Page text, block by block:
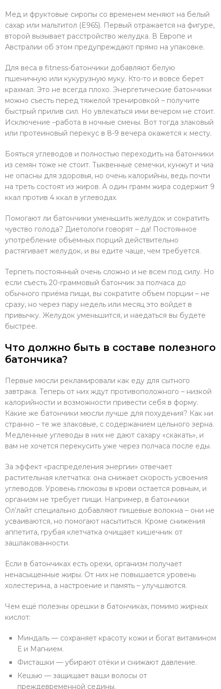
Мед и фруктовые сиропы со временем меняют на белый
сахар или мальтитол (E965). Первый отражается на фигуре,
второй вызывает расстройство желудка. В Европе и
Австралии об этом предупреждают прямо на упаковке.
Для веса в fitness-батончики добавляют белую
пшеничную или кукурузную муку. Кто-то и вовсе берет
крахмал. Это не всегда плохо. Энергетические батончики
можно съесть перед тяжелой тренировкой – получите
быстрый прилив сил. Но увлекаться ими вечером не стоит.
Исключение –работа в ночные смены. Вот тогда злаковый
или протеиновый перекус в 8-9 вечера окажется к месту.
Бояться углеводов и полностью переходить на батончики
из семян тоже не стоит. Тыквенные семечки, кунжут и чиа
не опасны для здоровья, но очень калорийны, ведь почти
на треть состоят из жиров. А один грамм жира содержит 9
ккал против 4 ккал в углеводах.
Помогают ли батончики уменьшить желудок и сократить
чувство голода? Диетологи говорят – да! Постоянное
употребление объемных порций действительно
растягивает желудок, и вы едите чаще, чем требуется.
Терпеть постоянный очень сложно и не всем под силу. Но
если съесть 20-граммовый батончик за полчаса до
обычного приёма пищи, вы сократите объем порции – не
сразу, но через пару недель или месяц это войдет в
привычку. Желудок уменьшится, и наедаться вы будете
быстрее.
Что должно быть в составе полезного
батончика?
Первые мюсли рекламировали как еду для сытного
завтрака. Теперь от них ждут противоположного – низкой
калорийности и возможности привести себя в форму.
Какие же батончики мюсли лучше для похудения? Как ни
странно – те же злаковые, с содержанием цельного зерна.
Медленные углеводы в них не дают сахару «скакать», и
вам не хочется перекусить уже через полчаса после еды.
За эффект «распределения энергии» отвечает
растительная клетчатка: она снижает скорость усвоения
углеводов. Уровень глюкозы в крови остается ровным, и
организм не требует пищи. Например, в батончики
Ол’лайт специально добавляют пищевые волокна – они не
усваиваются, но помогают насытиться. Кроме снижения
аппетита, грубая клетчатка очищает кишечник от
зашлакованности.
Если в батончиках есть орехи, организм получает
ненасыщенные жиры. От них не повышается уровень
холестерина, а настроение и память – улучшаются.
Чем ещё полезны орешки в батончиках, помимо жирных
кислот:
Миндаль — сохраняет красоту кожи и богат витамином
Е и Магнием.
Фисташки — убирают отёки и снижают давление.
Кешью — защищает ваши волосы от
преждевременной седины.